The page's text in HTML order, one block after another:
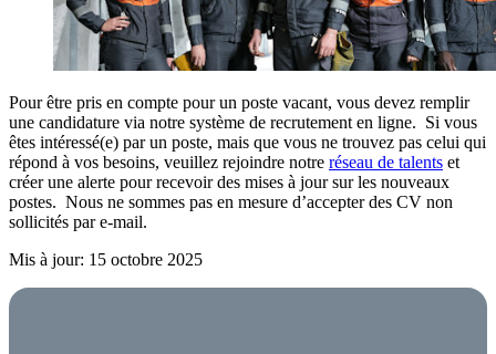
Pour être pris en compte pour un poste vacant, vous devez remplir
une candidature via notre système de recrutement en ligne. Si vous
êtes intéressé(e) par un poste, mais que vous ne trouvez pas celui qui
répond à vos besoins, veuillez rejoindre notre réseau de talents et
créer une alerte pour recevoir des mises à jour sur les nouveaux
postes. Nous ne sommes pas en mesure d’accepter des CV non
sollicités par e-mail.
Mis à jour: 15 octobre 2025